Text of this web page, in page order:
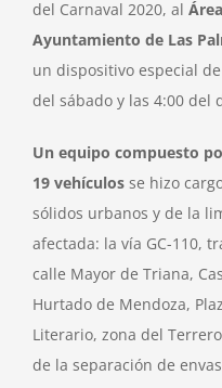
del Carnaval 2020, al
Ayuntamiento de Las
un dispositivo especial
del sábado y las 4:00 del
Un equipo compuesto
19 vehículos se hizo
sólidos urbanos y de la
afectada: la vía GC-110,
calle Mayor de Triana,
Hurtado de Mendoza,
Literario, zona del
de la separación de